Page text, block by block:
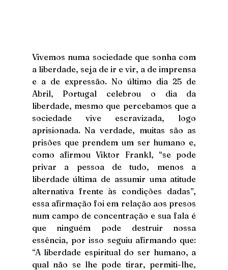
Vivemos numa sociedade que sonha com
a liberdade, seja de ir e vir, a de imprensa
e a de expressão. No último dia 25 de
Abril, Portugal celebrou o dia da
liberdade, mesmo que percebamos que a
sociedade vive escravizada, logo
aprisionada. Na verdade, muitas são as
prisões que prendem um ser humano e,
como afirmou Viktor Frankl, “se pode
privar a pessoa de tudo, menos a
liberdade última de assumir uma atitude
alternativa frente às condições dadas”,
essa afirmação foi em relação aos presos
num campo de concentração e sua fala é
que ninguém pode destruir nossa
essência, por isso seguiu afirmando que:
“A liberdade espiritual do ser humano, a
qual não se lhe pode tirar, permiti-lhe,